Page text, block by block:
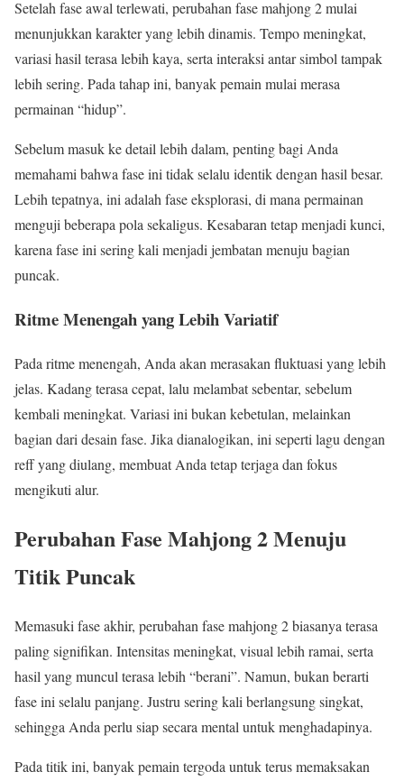
Setelah fase awal terlewati, perubahan fase mahjong 2 mulai
menunjukkan karakter yang lebih dinamis. Tempo meningkat,
variasi hasil terasa lebih kaya, serta interaksi antar simbol tampak
lebih sering. Pada tahap ini, banyak pemain mulai merasa
permainan “hidup”.
Sebelum masuk ke detail lebih dalam, penting bagi Anda
memahami bahwa fase ini tidak selalu identik dengan hasil besar.
Lebih tepatnya, ini adalah fase eksplorasi, di mana permainan
menguji beberapa pola sekaligus. Kesabaran tetap menjadi kunci,
karena fase ini sering kali menjadi jembatan menuju bagian
puncak.
Ritme Menengah yang Lebih Variatif
Pada ritme menengah, Anda akan merasakan fluktuasi yang lebih
jelas. Kadang terasa cepat, lalu melambat sebentar, sebelum
kembali meningkat. Variasi ini bukan kebetulan, melainkan
bagian dari desain fase. Jika dianalogikan, ini seperti lagu dengan
reff yang diulang, membuat Anda tetap terjaga dan fokus
mengikuti alur.
Perubahan Fase Mahjong 2 Menuju
Titik Puncak
Memasuki fase akhir, perubahan fase mahjong 2 biasanya terasa
paling signifikan. Intensitas meningkat, visual lebih ramai, serta
hasil yang muncul terasa lebih “berani”. Namun, bukan berarti
fase ini selalu panjang. Justru sering kali berlangsung singkat,
sehingga Anda perlu siap secara mental untuk menghadapinya.
Pada titik ini, banyak pemain tergoda untuk terus memaksakan